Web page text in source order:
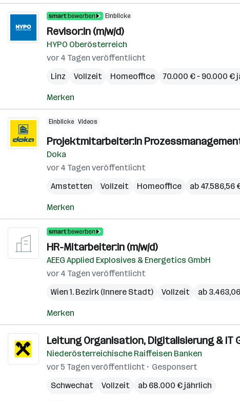
Einblicke
Revisor:in (m/w/d)
HYPO Oberösterreich
vor 4 Tagen veröffentlicht
Linz
Vollzeit Homeoffice 70.000 € – 90.000 €
Merken
Einblicke Videos
Projektmitarbeiter:in
Doka
vor 4 Tagen veröffentlicht
Amstetten
Vollzeit Homeoffice ab 47.586,56
Merken
HR-Mitarbeiter:in (m/w/d)
AEEG Applied Explosives & Energetics GmbH
vor 4 Tagen veröffentlicht
Wien 1. Bezirk (Innere Stadt)
Vollzeit ab
Merken
Leitung Organisation, Digitalisierung & IT
Niederösterreichische Raiffeisen Banken
vor 5 Tagen veröffentlicht
Gesponsert
Schwechat
Vollzeit ab 68.000 € jährlich